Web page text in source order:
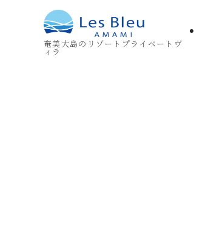
奄美大島のリゾートプライベートヴ
ィラ